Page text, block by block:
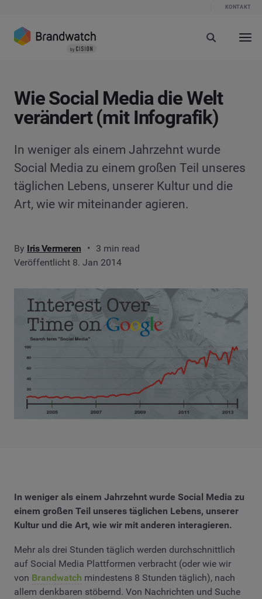
KONTAKT
Wie Social Media die Welt
verändert (mit Infografik)
In weniger als einem Jahrzehnt wurde
Social Media zu einem großen Teil unseres
täglichen Lebens, unserer Kultur und die
Art, wie wir miteinander agieren.
By Iris Vermeren
3 min read
Veröffentlicht 8. Jan 2014
In weniger als einem Jahrzehnt wurde Social Media zu
einem großen Teil unseres täglichen Lebens, unserer
Kultur und die Art, wie wir mit anderen interagieren.
Mehr als drei Stunden täglich werden durchschnittlich
auf Social Media Plattformen verbracht (oder wie wir
von Brandwatch mindestens 8 Stunden täglich), nach
allem denkbaren stöbernd. Von Nachrichten und Suche